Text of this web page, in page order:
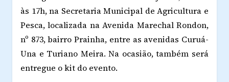
às 17h, na Secretaria Municipal de Agricultura e
Pesca, localizada na Avenida Marechal Rondon,
nº 873, bairro Prainha, entre as avenidas Curuá-
Una e Turiano Meira. Na ocasião, também será
entregue o kit do evento.